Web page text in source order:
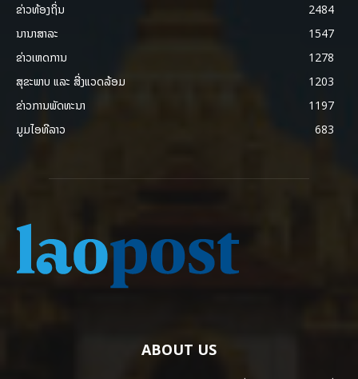
ຂ່າວທ້ອງຖິ່ນ
2484
ນານາສາລະ
1547
ຂ່າວເຫດການ
1278
ສຸຂະພາບ ແລະ ສີ່ງແວດລ້ອມ
1203
ຂ່າວການພັດທະນາ
1197
ມູມໄອທີລາວ
683
ABOUT US